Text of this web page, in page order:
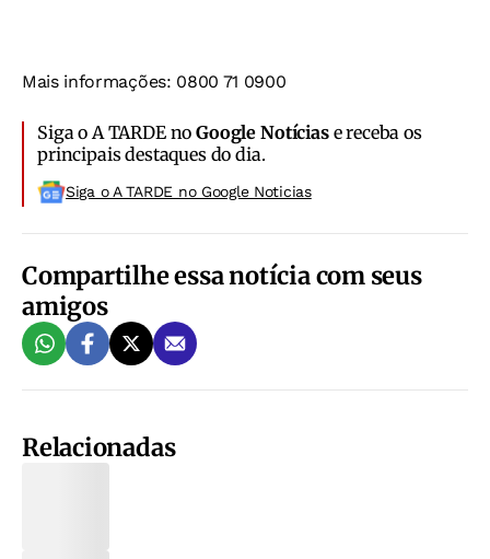
Mais informações: 0800 71 0900
Siga o A TARDE noGoogle Notíciase receba os
principais destaques do dia.
Siga o A TARDE no Google Noticias
Compartilhe essa notícia com seus
amigos
Relacionadas